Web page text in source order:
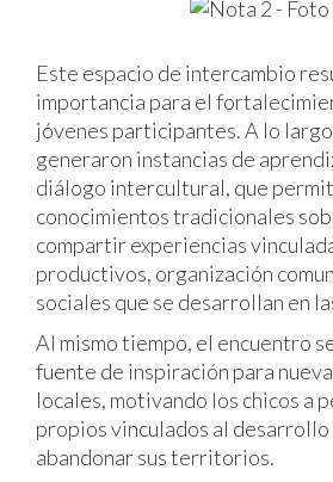
Este espacio de intercambio
importancia para el
jóvenes participantes. A lo
generaron instancias de
diálogo intercultural, que
conocimientos tradicionales
compartir experiencias
productivos, organización
sociales que se desarrollan en
Al mismo tiempo, el encuentro
fuente de inspiración para
locales, motivando los chicos a
propios vinculados al
abandonar sus territorios.